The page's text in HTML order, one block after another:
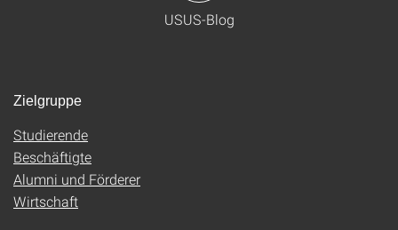
USUS-Blog
Zielgruppe
Studierende
Beschäftigte
Alumni und Förderer
Wirtschaft